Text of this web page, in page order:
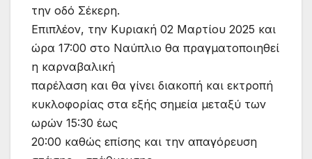
την οδό Σέκερη.
Επιπλέον, την Κυριακή 02 Μαρτίου 2025 και
ώρα 17:00 στο Ναύπλιο θα πραγματοποιηθεί
η καρναβαλική
παρέλαση και θα γίνει διακοπή και εκτροπή
κυκλοφορίας στα εξής σημεία μεταξύ των
ωρών 15:30 έως
20:00 καθώς επίσης και την απαγόρευση